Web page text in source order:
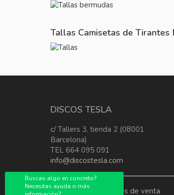
Buscas algo en concreto?
Necesitas ayuda o más
Tallas Camisetas de Tirantes
DISCOS TESLA
c/ Tallers 3, tienda 2 (08001
Barcelona)
TEL 664 095 091
info@discostesla.com
Terminos y condiciones de venta